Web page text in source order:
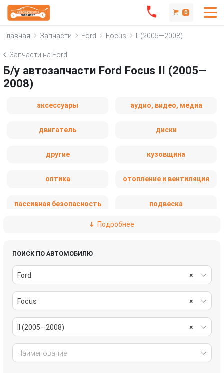
0
Главная Запчасти Ford Focus II (2005—2008)
Запчасти на Ford
Б/у автозапчасти Ford Focus II (2005—
2008)
аксессуары аудио, видео, медиа
двигатель диски
другие кузовщина
оптика отопление и вентиляция
пассивная безопасность подвеска
рулевое управление
система охлаждения
стеклоочистители топливная система
тормозная система
электрика
Подробнее
ПОИСК ПО АВТОМОБИЛЮ
×
Ford
×
Focus
×
II (2005—2008)
Наименование